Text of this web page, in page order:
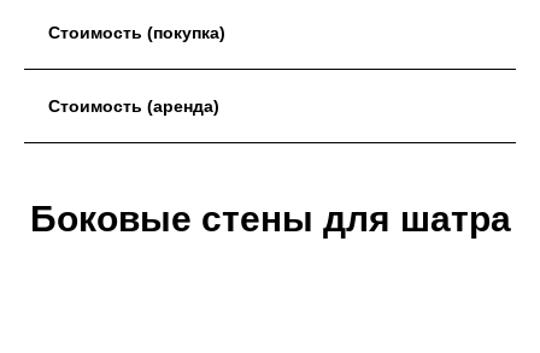
Стоимость (покупка)
Стоимость (аренда)
Боковые стены для шатра